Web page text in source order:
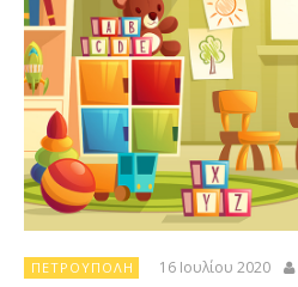
ΠΕΤΡΟΎΠΟΛΗ 16 Ιουλίου 2020